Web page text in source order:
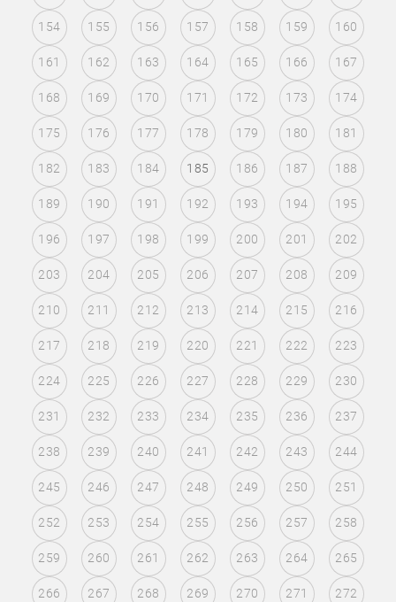
154 155 156 157 158 159 160
161 162 163 164 165 166 167
168 169 170 171 172 173 174
175 176 177 178 179 180 181
182 183 184 185 186 187 188
189 190 191 192 193 194 195
196 197 198 199 200 201 202
203 204 205 206 207 208 209
210 211 212 213 214 215 216
217 218 219 220 221 222 223
224 225 226 227 228 229 230
231 232 233 234 235 236 237
238 239 240 241 242 243 244
245 246 247 248 249 250 251
252 253 254 255 256 257 258
259 260 261 262 263 264 265
266 267 268 269 270 271 272